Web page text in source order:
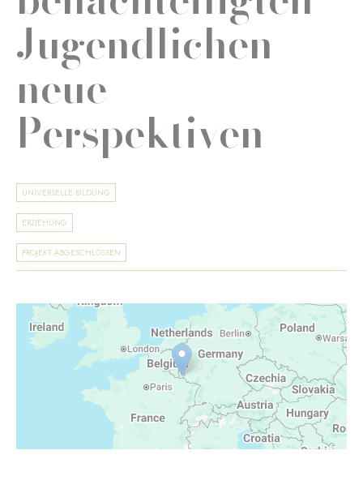
Jugendlichen
neue
Perspektiven
UNIVERSELLE BILDUNG
ERZIEHUNG
PROJEKT ABGESCHLOSSEN